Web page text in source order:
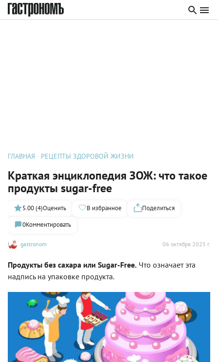
ГЛАВНАЯ РЕЦЕПТЫ ЗДОРОВОЙ ЖИЗНИ
Краткая энциклопедия ЗОЖ: что такое
продукты sugar-free
gastronom 06 октября 2025 г.
5.00 (4)Оценить В избранное
Поделиться
0Комментировать
Продукты без сахара или Sugar-Free. Что означает эта
надпись на упаковке продукта.